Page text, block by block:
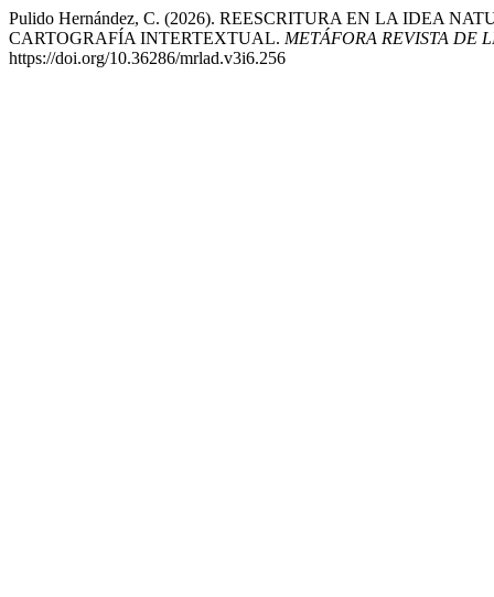
Pulido Hernández, C. (2026). REESCRITURA EN LA IDEA
CARTOGRAFÍA INTERTEXTUAL. METÁFORA REVISTA DE
https://doi.org/10.36286/mrlad.v3i6.256